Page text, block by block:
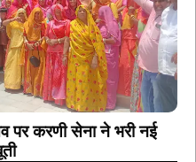
पर करणी सेना ने भरी नई